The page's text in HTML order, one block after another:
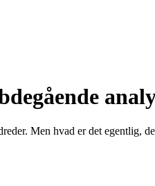
Men hvad er det egentlig,